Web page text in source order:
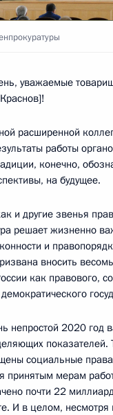
уважаемые
расширенной
работы
конечно,
на будущее.
и другие звенья
решает жизненно
и
вносить
как правового,
непростой 2020 год
показателей.
социальные
принятым мерам
почти 22
И в целом,